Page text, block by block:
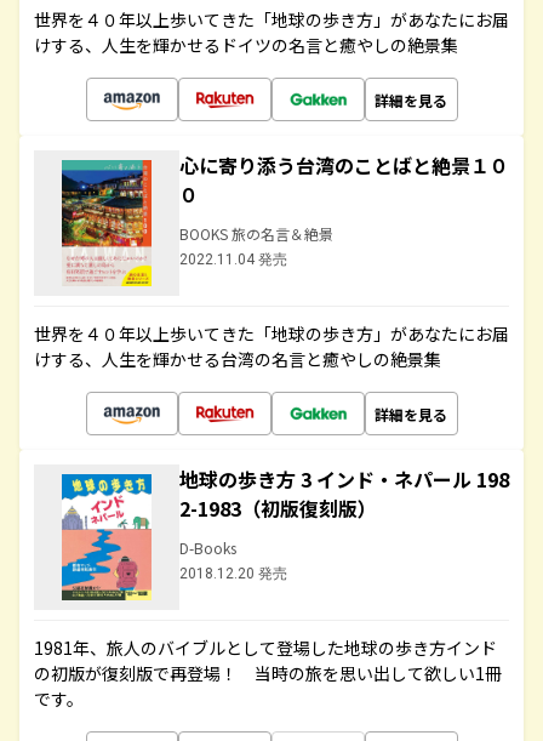
世界を４０年以上歩いてきた「地球の歩き方」があなたにお届
けする、人生を輝かせるドイツの名言と癒やしの絶景集
詳細を見る
心に寄り添う台湾のことばと絶景１０
０
BOOKS 旅の名言＆絶景
2022.11.04 発売
世界を４０年以上歩いてきた「地球の歩き方」があなたにお届
けする、人生を輝かせる台湾の名言と癒やしの絶景集
詳細を見る
地球の歩き方 3 インド・ネパール 198
2-1983（初版復刻版）
D-Books
2018.12.20 発売
1981年、旅人のバイブルとして登場した地球の歩き方インド
の初版が復刻版で再登場！ 当時の旅を思い出して欲しい1冊
です。